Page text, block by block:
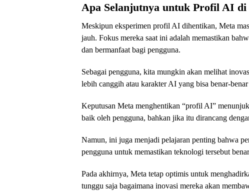
Apa Selanjutnya untuk Profil AI di
Meskipun eksperimen profil AI dihentikan, Meta
jauh. Fokus mereka saat ini adalah memastikan
dan bermanfaat bagi pengguna.
Sebagai pengguna, kita mungkin akan melihat
lebih canggih atau karakter AI yang bisa benar-
Keputusan Meta menghentikan “profil AI”
baik oleh pengguna, bahkan jika itu dirancang
Namun, ini juga menjadi pelajaran penting bahwa
pengguna untuk memastikan teknologi tersebut
Pada akhirnya, Meta tetap optimis untuk
tunggu saja bagaimana inovasi mereka akan